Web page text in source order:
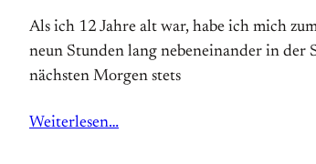
Als ich 12 Jahre alt war, habe ich mich
neun Stunden lang nebeneinander in der
nächsten Morgen stets
Weiterlesen…